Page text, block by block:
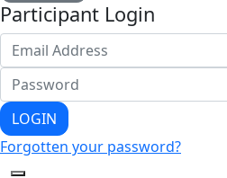
Participant Login
LOGIN
Forgotten your password?